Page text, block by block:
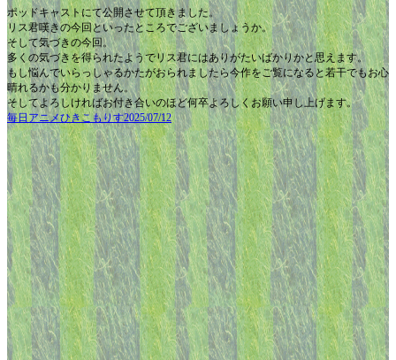
ポッドキャストにて公開させて頂きました。
リス君嘆きの今回といったところでございましょうか。
そして気づきの今回。
多くの気づきを得られたようでリス君にはありがたいばかりかと思えます。
もし悩んでいらっしゃるかたがおられましたら今作をご覧になると若干でもお心
晴れるかも分かりません。
そしてよろしければお付き合いのほど何卒よろしくお願い申し上げます。
毎日アニメひきこもりす2025/07/12